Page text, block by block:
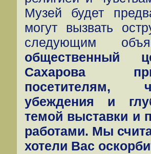
Музей будет
могут вызвать
следующим
общественный
Сахарова
посетителям,
убеждения и
темой выставки и
работами. Мы
хотели Вас